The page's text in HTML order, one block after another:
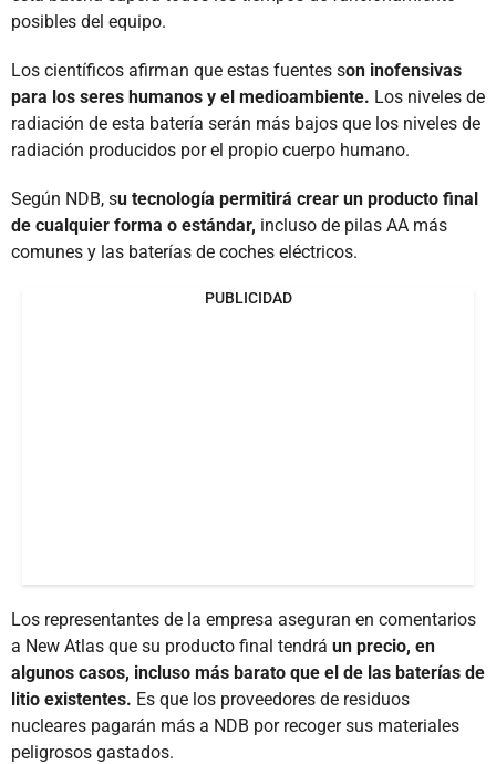
posibles del equipo.
Los científicos afirman que estas fuentes son inofensivas
para los seres humanos y el medioambiente. Los niveles de
radiación de esta batería serán más bajos que los niveles de
radiación producidos por el propio cuerpo humano.
Según NDB, su tecnología permitirá crear un producto final
de cualquier forma o estándar, incluso de pilas AA más
comunes y las baterías de coches eléctricos.
PUBLICIDAD
Los representantes de la empresa aseguran en comentarios
a New Atlas que su producto final tendrá un precio, en
algunos casos, incluso más barato que el de las baterías de
litio existentes. Es que los proveedores de residuos
nucleares pagarán más a NDB por recoger sus materiales
peligrosos gastados.